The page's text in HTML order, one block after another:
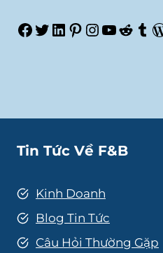
Facebook
Twitter
LinkedIn
Pinterest
Tin Tức Về F&B
Kinh Doanh
Blog Tin Tức
Câu Hỏi Thường Gặp